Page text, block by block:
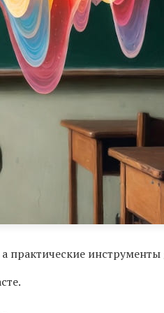
практические инструменты